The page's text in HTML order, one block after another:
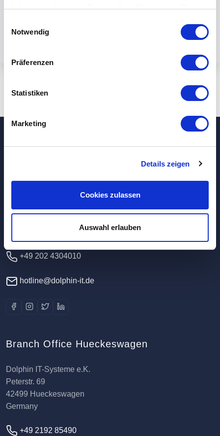
haben oder die sie im Rahmen Ihrer Nutzung der Dienste
Notwendig
Präferenzen
Statistiken
Marketing
Details zeigen
Cookies zulassen
Auswahl erlauben
Dolphin IT-Systeme e.K.
Clausewitzstr. 47A
+49 202 4304010
hotline@dolphin-it.de
Branch Office Hueckeswagen
Dolphin IT-Systeme e.K.
Peterstr. 69
42499 Hueckeswagen
Germany
+49 2192 85490